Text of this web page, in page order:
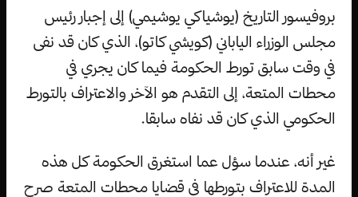
بروفيسور التاريخ (يوشياكي يوشيمي) إلى إجبار رئيس
مجلس الوزراء الياباني (كويشي كاتو)، الذي كان قد نفى
في وقت سابق تورط الحكومة فيما كان يجري في
محطات المتعة، إلى التقدم هو الآخر والاعتراف بالتورط
الحكومي الذي كان قد نفاه سابقا.
غير أنه، عندما سؤل عما استغرق الحكومة كل هذه
المدة للاعتراف بتورطها في قضايا محطات المتعة صرح